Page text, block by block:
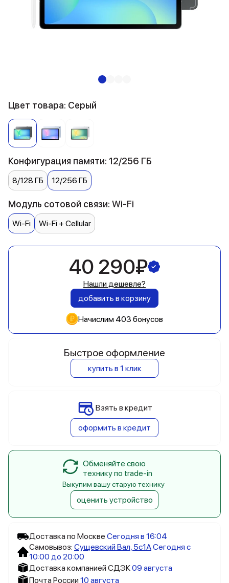
Доставка по Москве Сегодня в 16:04
Самовывоз: Сущевский Вал, 5c1АСегодня с
10:00 до 20:00
Доставка компанией СДЭК09 августа
Почта России 10 августа
Цвет товара: Серый
Конфигурация памяти: 12/256 ГБ
8/128 ГБ 12/256 ГБ
Модуль сотовой связи: Wi-Fi
Wi-Fi Wi-Fi + Cellular
40 290₽
Нашли дешевле?
добавить в корзину
Начислим 403 бонусов
Быстрое оформление
купить в 1 клик
Взять в кредит
оформить в кредит
Обменяйте свою
технику по trade-in
Выкупим вашу старую технику
оценить устройство